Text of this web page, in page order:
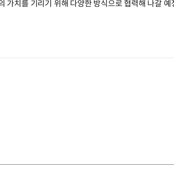
가치를 기리기 위해 다양한 방식으로 협력해 나갈 예